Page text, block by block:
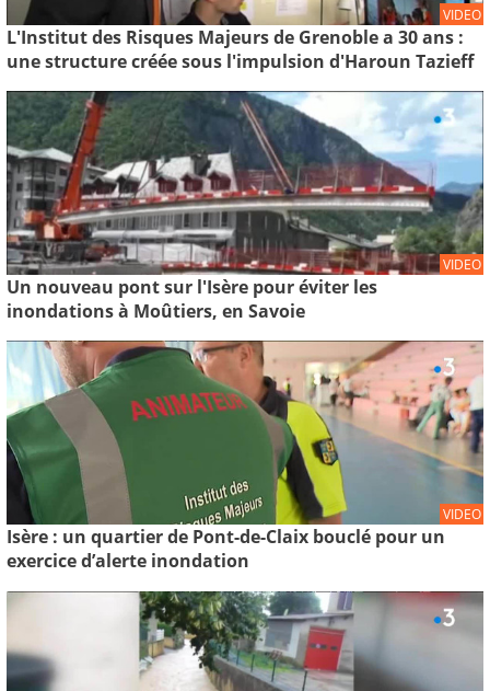
VIDEO
L'Institut des Risques Majeurs de Grenoble a 30 ans :
une structure créée sous l'impulsion d'Haroun Tazieff
VIDEO
Un nouveau pont sur l'Isère pour éviter les
inondations à Moûtiers, en Savoie
VIDEO
Isère : un quartier de Pont-de-Claix bouclé pour un
exercice d’alerte inondation